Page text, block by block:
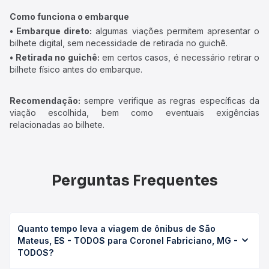
Como funciona o embarque
• Embarque direto: algumas viações permitem apresentar o
bilhete digital, sem necessidade de retirada no guichê.
• Retirada no guichê: em certos casos, é necessário retirar o
bilhete físico antes do embarque.
Recomendação: sempre verifique as regras específicas da
viação escolhida, bem como eventuais exigências
relacionadas ao bilhete.
Perguntas Frequentes
Quanto tempo leva a viagem de ônibus de São
Mateus, ES - TODOS para Coronel Fabriciano, MG -
TODOS?